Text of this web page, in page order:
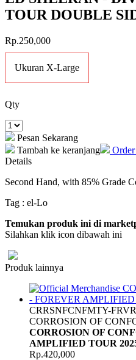
TOUR DOUBLE
Rp.250,000
Ukuran X-Large
Qty
Pesan Sekarang
Tambah ke keranjang
Details
Second Hand, with 85% Grade
Tag : el-Lo
Temukan produk ini di
Silahkan klik icon dibawah ini
Produk lainnya
CRRSNFCNFMTY-
CORROSION OF
CORROSION OF
AMPLIFIED TOUR
Rp.420,000